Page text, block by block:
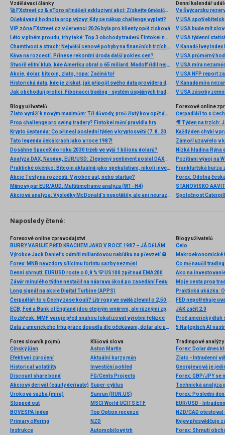
Vzdělávací články
🚀 FXstreet.cz & eToro přinášejí exkluzivní akci: Získejte 6měsíční členství ve VIP zóně ZDARMA
Očekávaná hodnota prop výzvy: Kdy se nákup challenge vyplatí?
VIP zóna FXstreet.cz v červenci 2026 byla pro klienty opět zisková
Léto v plném proudu, trhy také: Top 3 obchody traderů Fintokei na indexech a zlatě
Chamtivost a strach: Největší cenové pohyby na finančních trzích (červenec 2026)
Káva na rozcestí. Přinese rekordní úroda další pokles cen?
Stvořil elitní klub, kde Ameriku obral o 65 miliard. Madoff řídil největší Ponzi dějin
Akcie, dolar, bitcoin, zlato, ropa: Začíná to!
Historická data, kde je získat, jak připojit svého data providera do MultiCharts a proč je budeme potřebovat? (4. díl)
Jak obchodují profíci: Fibonacci trading - systém úspěšných traderů
Denní kalendář
Ve Švýcarsku
V USA
V USA bude mít
V USA týdenní
V Kanadě Ivey index
V USA průměrný
V USA míra
V USA NFP report
V Kanadě míra
V USA zásoby
Blogy uživatelů
Zlato vyráží k novým maximům: Tři důvody, proč žlutý kov opět dominuje
Prop challenge pro swing tradery? Fintokei mění pravidla hry
Krypto šeptanda: Co přinesl poslední týden v kryptosvětě (7. 8. 2026)
Tato legenda čeká krach jako v roce 1987!
Dosáhne SpaceX do roku 2030 tržeb ve výši 1 bilionu dolarů?
Analýza DAX, Nasdaq, EUR/USD: Zlepšený sentiment poslal DAX na nová maxima
Praktické okénko: Bitcoin aktuálně jako spekulativní, nikoli investiční aktivum
Akcie Tesly na rozcestí: Výrobce aut, nebo startup?
Měnový pár EUR/AUD: Multitimeframe analýza (W1–H4)
Akciová analýza: Výsledky McDonald’s nepotěšily, ale ani neurazily. Jakou vizi společnost prezentovala?
Forexové online
Nízká hladina
Pozitivní vývoj na
Frankfurtská burza
Naposledy čtené:
Forexové online zpravodajství
BURRY VARUJE PŘED KRACHEM JAKO V ROCE 1987 – JÁ DĚLÁM TOHLE
Výrobce Jack Daniel’s odmítl miliardovou nabídku na převzetí 🥃
Forex: MNB navzdory sílícímu forintu sazby nezmění
Denní shrnutí: EURUSD roste o 0,8 % 💡 US100 zpět nad EMA200
Závěr minulého týdne nestačil na nápravu škod po zasedání Fedu
Long signál na akcie Digital Turbine (APPS)
Čerpadláři to s Čechy zase koulí? Litr ropy ve světě zlevnil o 2,50 Kč, ale litr nafty v ČR ve stejné době zdražil o více než 1 Kč
ECB, Fed a Bank of England jdou stejným směrem, ale různými způsoby
Rozbřesk: MMF varuje před snahou lokalizovat výrobní řetězce
Data z amerického trhu práce dopadla dle očekávání, dolar ale posílil
Blogy uživatelů
Celo
Makroekonomické
Co mě naučil
Ako na
Praktická ukázka:
FED nepotřebuje
JAK začít 2.0
Proč americký dluh
5 Najlepších AI
Forex slovník pojmů
Čínský jüan
Efektivní zúročení
Historical volatility
Discount share bond
Akciový derivát (equity derivate)
Úroková sazba (míra)
Stopped out
BOVESPA Index
Primary offering
Instrukce
Klíčová slova
Aston Martin
Aktuální kurzy měn
Investiční pohled
FG/Cents Projects
Super-cyklus
Sunrun (RUN.US)
MSCI World UCITS ETF
Top Option recenze
NZD
Automobilový trh
Tradingové analýzy
Forex: Dolar dnes
Zlato - Intradenní
Georgievová je
Forex: GBP/JPY
Technická analýza
EUR/USD -
Kyjev přesvědčuje
Forex: Shrnutí